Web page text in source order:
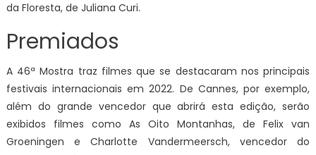
da Floresta, de Juliana Curi.
Premiados
A 46ª Mostra traz filmes que se destacaram nos principais
festivais internacionais em 2022. De Cannes, por exemplo,
além do grande vencedor que abrirá esta edição, serão
exibidos filmes como As Oito Montanhas, de Felix van
Groeningen e Charlotte Vandermeersch, vencedor do